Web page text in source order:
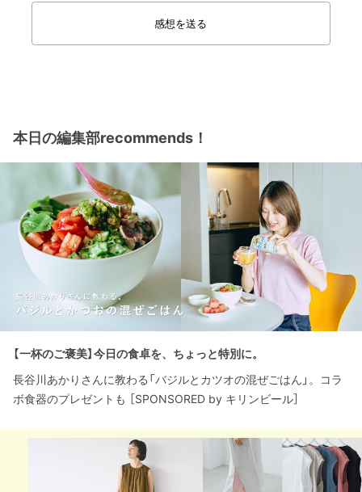
感想を送る
本日の編集部recommends！
【一杯のご褒美】今日の食卓を、ちょっと特別に。
長谷川あかりさんに教わる「バジルとカツオの混ぜごはん」。コラ
ボ食器のプレゼントも ［SPONSORED by キリンビール］